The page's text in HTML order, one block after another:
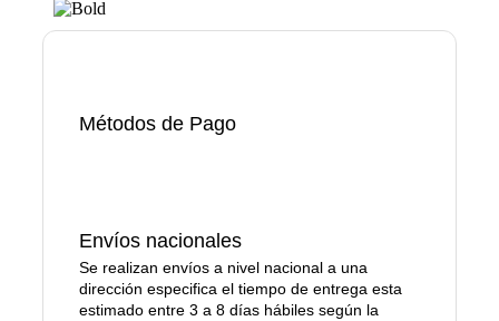
Métodos de Pago
Envíos nacionales
Se realizan envíos a nivel nacional a una
dirección especifica el tiempo de entrega esta
estimado entre 3 a 8 días hábiles según la